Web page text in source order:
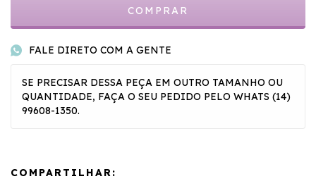
FALE DIRETO COM A GENTE
SE PRECISAR DESSA PEÇA EM OUTRO TAMANHO OU
QUANTIDADE, FAÇA O SEU PEDIDO PELO WHATS (14)
99608-1350.
COMPARTILHAR: